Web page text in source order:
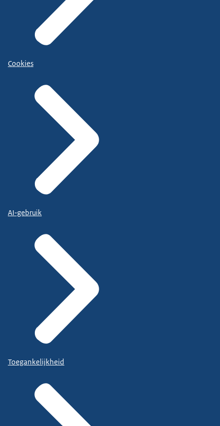
Cookies
AI-gebruik
Toegankelijkheid